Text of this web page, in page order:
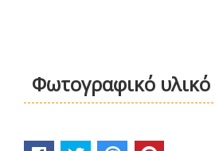
Φωτογραφικό υλικό